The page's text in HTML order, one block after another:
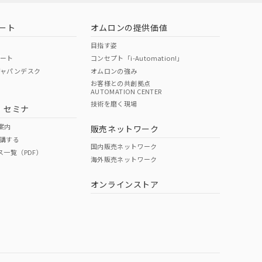
O O
ページへ
ください
ト
ト
パンデスク
セミナ
内
する
覧（PDF）
オムロンの提供価値
目指す姿
コンセプト「i-Automation!」
オムロンの強み
お客様との共創拠点
AUTOMATION CENTER
技術を磨く現場
販売ネットワーク
国内販売ネットワーク
海外販売ネットワーク
オンラインストア